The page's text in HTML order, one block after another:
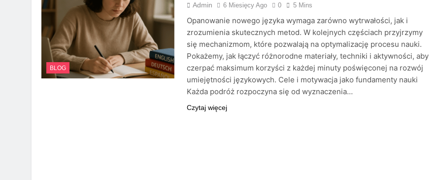
BLOG
Admin 6 Miesięcy Ago 0 5 Mins
Opanowanie nowego języka wymaga zarówno wytrwałości, jak i
zrozumienia skutecznych metod. W kolejnych częściach przyjrzymy
się mechanizmom, które pozwalają na optymalizację procesu nauki.
Pokażemy, jak łączyć różnorodne materiały, techniki i aktywności, aby
czerpać maksimum korzyści z każdej minuty poświęconej na rozwój
umiejętności językowych. Cele i motywacja jako fundamenty nauki
Każda podróż rozpoczyna się od wyznaczenia…
Czytaj więcej